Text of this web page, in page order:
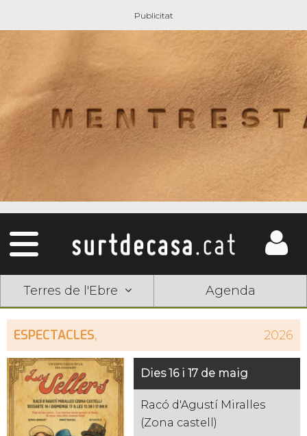
Terres de l'Ebre Agenda
ESPECTACLES, 2026
Dies 16 i 17 de maig
Racó d'Agustí Miralles
(Zona castell)